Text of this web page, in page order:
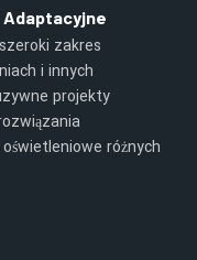
zakres
i innych
projekty
różnych